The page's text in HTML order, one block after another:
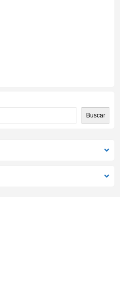
Buscar